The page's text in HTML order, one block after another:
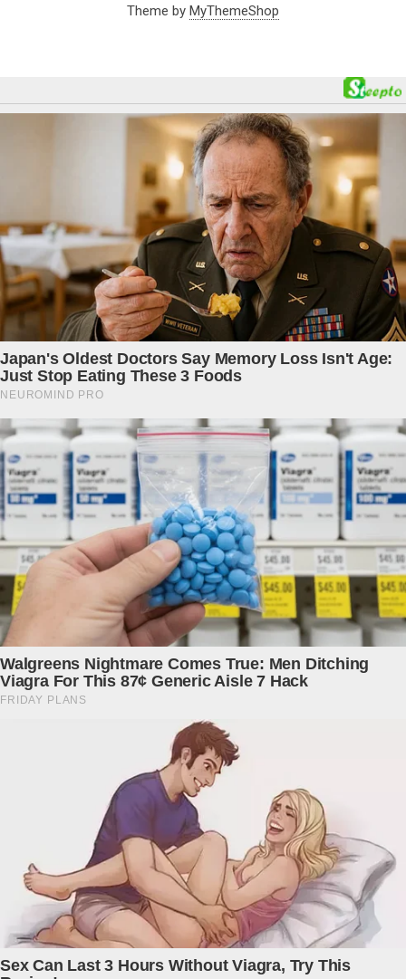
Theme by MyThemeShop